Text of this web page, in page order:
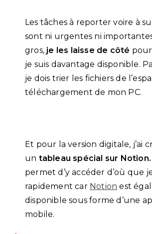
Les tâches à reporter voire à
sont ni urgentes ni
gros, je les laisse de côté
je suis davantage disponible.
je dois trier les fichiers de
téléchargement de mon PC.
Et pour la version digitale, j’ai
un tableau spécial sur
permet d’y accéder d’où que
rapidement car Notion est
disponible sous forme d’une
mobile.